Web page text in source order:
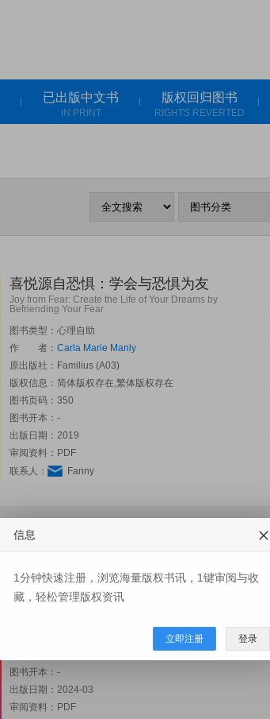
已出版中文书
IN PRINT
版权回归图书
RIGHTS REVERTED
喜悦源自恐惧：学会与恐惧为友
Joy from Fear: Create the Life of Your Dreams by
Befriending Your Fear
图书类型：心理自助
作 者： Carla Marie Manly
原出版社： Familius (A03)
版权信息：简体版权存在,繁体版权存在
图书页码：350
图书开本：-
出版日期：2019
审阅资料：PDF
联系人：
Fanny
不完美的爱
图书类型：心理自助
作 者： Carla Marie Manly
版权信息：简体版权存在,繁体版权存在
图书开本：-
出版日期：2024-03
审阅资料：PDF
信息
1分钟快速注册，浏览海量版权书讯，1键审阅与收
藏，轻松管理版权资讯
立即注册 登录